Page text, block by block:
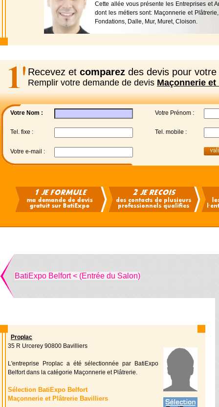
Cette allée vous présente les Entreprises et
dont les métiers sont: Maçonnerie et
Fondations, Dalle, Mur, Muret, Cloison.
Recevez et comparez des devis pour votre
Remplir votre demande de devis Maçonnerie et
Votre Nom : Votre Prénom :
Tel. fixe : Tel. mobile :
Votre e-mail :
BatiExpo Belfort < (Entrée du Salon)
Proplac
35 R Urcerey 90800 Bavilliers
L'entreprise Proplac a été sélectionnée par BatiExpo
Belfort dans la catégorie Maçonnerie et Plâtrerie.
Sélection BatiExpo Belfort
Maçonnerie et Plâtrerie Bavilliers